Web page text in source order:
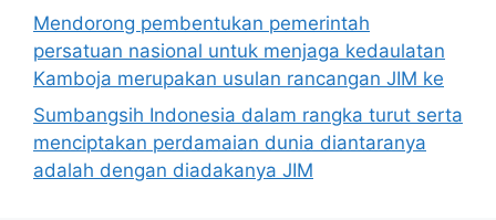
Mendorong pembentukan pemerintah
persatuan nasional untuk menjaga kedaulatan
Kamboja merupakan usulan rancangan JIM ke
Sumbangsih Indonesia dalam rangka turut serta
menciptakan perdamaian dunia diantaranya
adalah dengan diadakanya JIM